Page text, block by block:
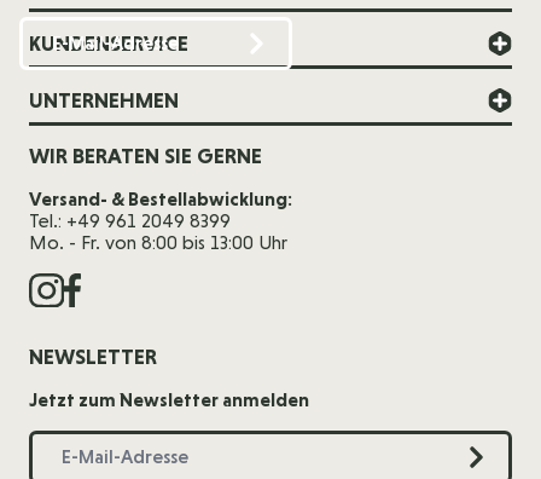
KUNDENSERVICE
UNTERNEHMEN
WIR BERATEN SIE GERNE
Versand- & Bestellabwicklung:
Tel.: +49 961 2049 8399
Mo. - Fr. von 8:00 bis 13:00 Uhr
NEWSLETTER
Jetzt zum Newsletter anmelden